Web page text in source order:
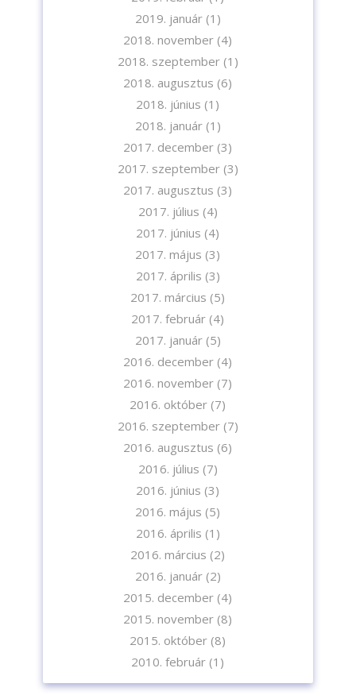
2019. január(1)
2018. november (4)
2018. szeptember(1)
2018. augusztus (6)
2018. június (1)
2018. január(1)
2017. december (3)
2017. szeptember(3)
2017. augusztus (3)
2017. július (4)
2017. június (4)
2017. május (3)
2017. április (3)
2017. március (5)
2017. február (4)
2017. január(5)
2016. december (4)
2016. november (7)
2016. október (7)
2016. szeptember(7)
2016. augusztus (6)
2016. július (7)
2016. június (3)
2016. május (5)
2016. április (1)
2016. március (2)
2016. január(2)
2015. december (4)
2015. november (8)
2015. október (8)
2010. február (1)